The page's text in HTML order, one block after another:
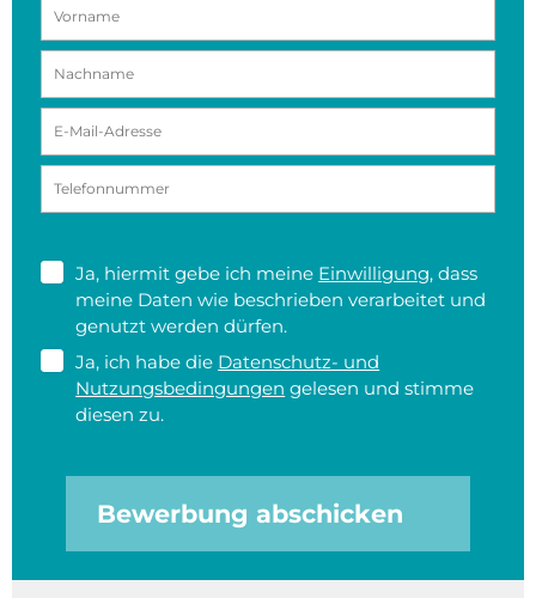
Ja, hiermit gebe ich meine Einwilligung, dass
meine Daten wie beschrieben verarbeitet und
genutzt werden dürfen.
Ja, ich habe die Datenschutz- und
Nutzungsbedingungen gelesen und stimme
diesen zu.
Bewerbung abschicken